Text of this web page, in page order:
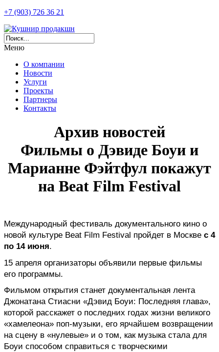
+7 (903) 726 36 21
Меню
О компании
Новости
Услуги
Проекты
Партнеры
Контакты
Архив новостей
Фильмы о Дэвиде Боуи и
Марианне Фэйтфул покажут
на Beat Film Festival
Международный фестиваль документального кино о
новой культуре Beat Film Festival пройдет в Москве с 4
по 14 июня.
15 апреля организаторы объявили первые фильмы
его программы.
Фильмом открытия станет документальная лента
Джонатана Стиасни «Дэвид Боуи: Последняя глава»,
которой расскажет о последних годах жизни великого
«хамелеона» поп-музыки, его ярчайшем возвращении
на сцену в «нулевые» и о том, как музыка стала для
Боуи способом справиться с творческими